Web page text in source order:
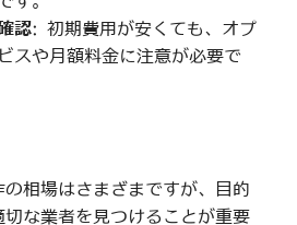
認: 初期費用が安くても、オプ
スや月額料金に注意が必要で
相場はさまざまですが、目的
な業者を見つけることが重要